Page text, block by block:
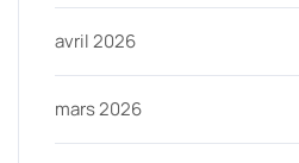
avril 2026
mars 2026